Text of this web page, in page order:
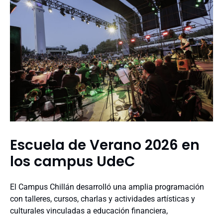
Escuela de Verano 2026 en
los campus UdeC
El Campus Chillán desarrolló una amplia programación
con talleres, cursos, charlas y actividades artísticas y
culturales vinculadas a educación financiera,